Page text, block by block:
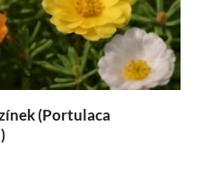
(Portulaca